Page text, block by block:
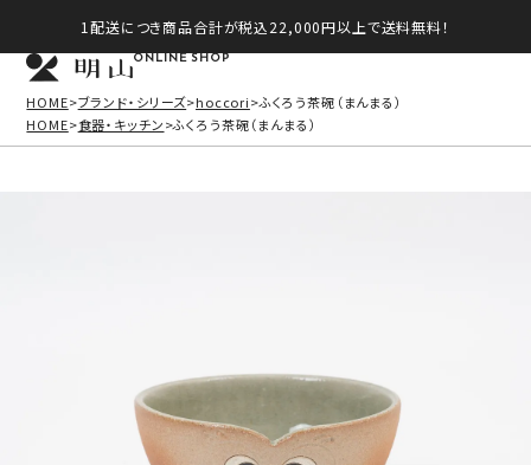
1配送につき商品合計が税込22,000円以上で送料無料！
ONLINE SHOP
HOME ブランド・シリーズ hoccori
ふくろう茶碗（まんまる）
HOME 食器・キッチン ふくろう茶碗（まんまる）